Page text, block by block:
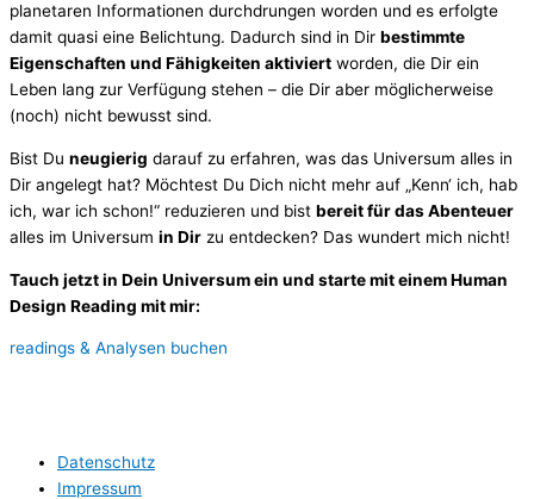
planetaren Informationen durchdrungen worden und es erfolgte
damit quasi eine Belichtung. Dadurch sind in Dir bestimmte
Eigenschaften und Fähigkeiten aktiviert worden, die Dir ein
Leben lang zur Verfügung stehen – die Dir aber möglicherweise
(noch) nicht bewusst sind.
Bist Du neugierig darauf zu erfahren, was das Universum alles in
Dir angelegt hat? Möchtest Du Dich nicht mehr auf „Kenn‘ ich, hab
ich, war ich schon!“ reduzieren und bist bereit für das Abenteuer
alles im Universum in Dir zu entdecken? Das wundert mich nicht!
Tauch jetzt in Dein Universum ein und starte mit einem Human
Design Reading mit mir:
readings & Analysen buchen
Datenschutz
Impressum